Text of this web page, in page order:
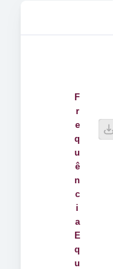
F
r
e
q
u
ê
n
c
i
a
E
q
u